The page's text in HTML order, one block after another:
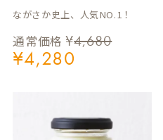
通常価格 ¥4,680
¥4,280
ながさか史上、人気NO.1！